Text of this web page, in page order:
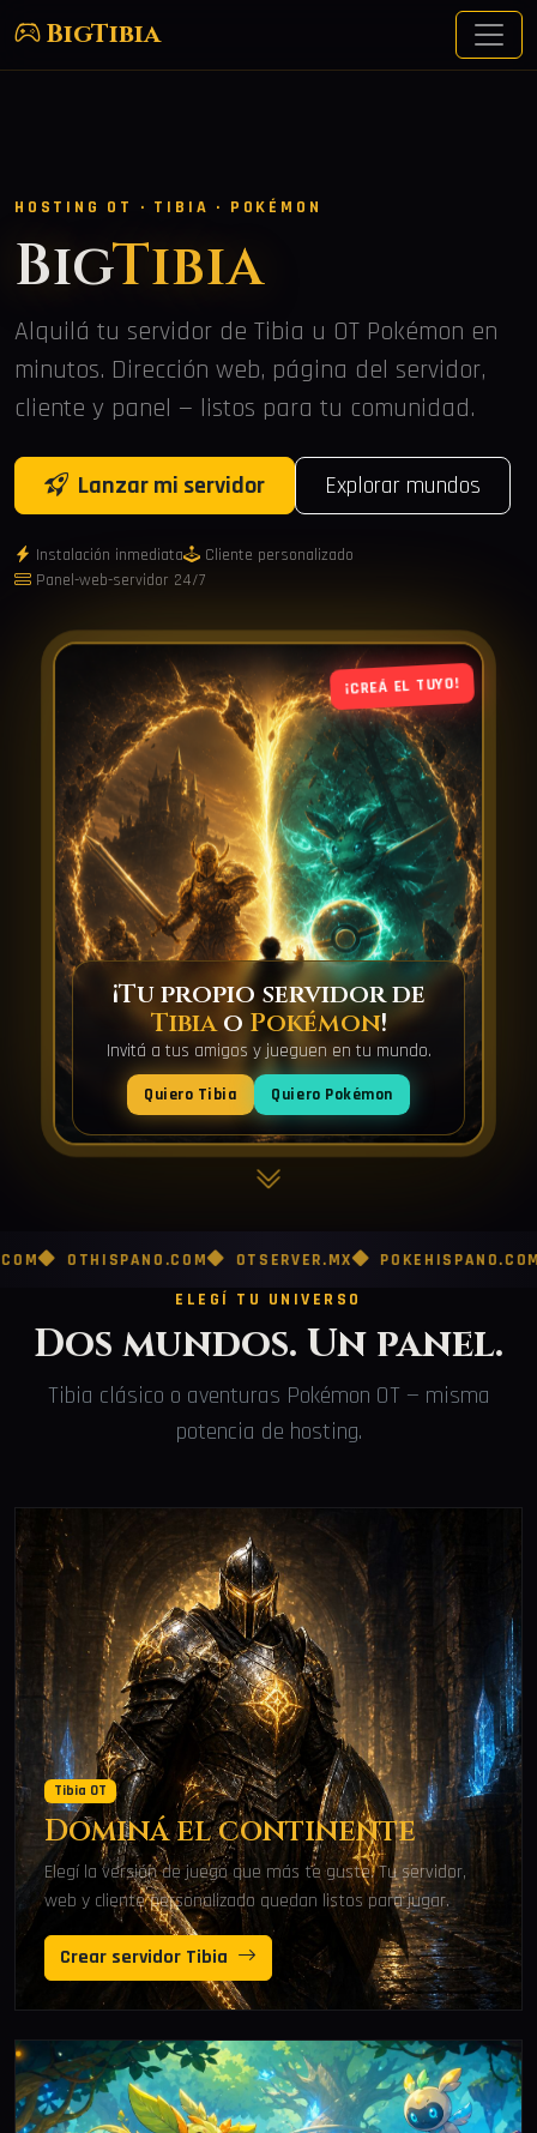
BigTibia
HOSTING OT · TIBIA · POKÉMON
BigTibia
Alquilá tu servidor de Tibia u OT Pokémon en
minutos. Dirección web, página del servidor,
cliente y panel — listos para tu comunidad.
Lanzar mi servidor Explorar mundos
Instalación inmediata
Cliente personalizado
Panel-web-servidor 24/7
¡CREÁ EL TUYO!
¡Tu propio servidor de
Tibiao Pokémon!
Invitá a tus amigos y jueguen en tu mundo.
Quiero Tibia Quiero Pokémon
OTSERVER.MX POKEHISPANO.COM
ELEGÍ TU UNIVERSO
Dos mundos. Un panel.
Tibia clásico o aventuras Pokémon OT — misma
potencia de hosting.
Tibia OT
Dominá el continente
Elegí la versión de juego que más te guste. Tu servidor,
web y cliente personalizado quedan listos para jugar.
Crear servidor Tibia